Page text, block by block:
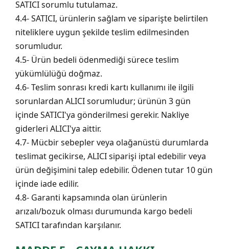
SATICI sorumlu tutulamaz.
4.4- SATICI, ürünlerin sağlam ve siparişte belirtilen
niteliklere uygun şekilde teslim edilmesinden
sorumludur.
4.5- Ürün bedeli ödenmediği sürece teslim
yükümlülüğü doğmaz.
4.6- Teslim sonrası kredi kartı kullanımı ile ilgili
sorunlardan ALICI sorumludur; ürünün 3 gün
içinde SATICI'ya gönderilmesi gerekir. Nakliye
giderleri ALICI'ya aittir.
4.7- Mücbir sebepler veya olağanüstü durumlarda
teslimat gecikirse, ALICI siparişi iptal edebilir veya
ürün değişimini talep edebilir. Ödenen tutar 10 gün
içinde iade edilir.
4.8- Garanti kapsamında olan ürünlerin
arızalı/bozuk olması durumunda kargo bedeli
SATICI tarafından karşılanır.